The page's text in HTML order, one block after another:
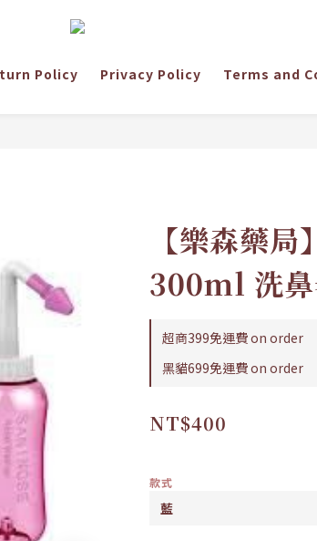
Policy Privacy Policy Terms and
【樂森藥
300ml 洗
超商399免運費 on order
黑貓699免運費 on order
NT$400
款式